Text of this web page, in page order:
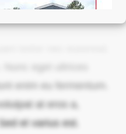
enim eu fermentum.
at eros a,
et varius est.